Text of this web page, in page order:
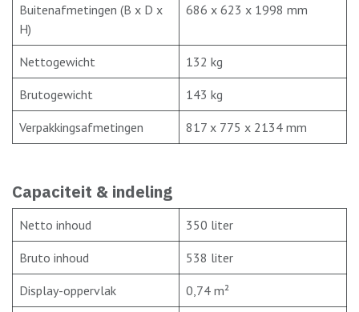
Buitenafmetingen (B x D x
H)
686 x 623 x 1998 mm
Nettogewicht 132 kg
Brutogewicht 143 kg
Verpakkingsafmetingen 817 x 775 x 2134 mm
Capaciteit & indeling
Netto inhoud 350 liter
Bruto inhoud 538 liter
Display-oppervlak 0,74 m²